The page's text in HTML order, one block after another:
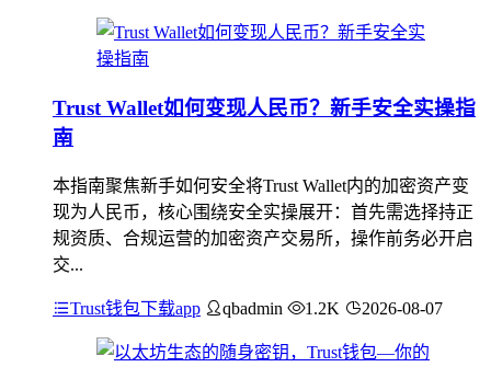
Trust Wallet如何变现人民币？新手安全实操指
南
本指南聚焦新手如何安全将Trust Wallet内的加密资产变
现为人民币，核心围绕安全实操展开：首先需选择持正
规资质、合规运营的加密资产交易所，操作前务必开启
交...
Trust钱包下载app qbadmin 1.2K 2026-08-07